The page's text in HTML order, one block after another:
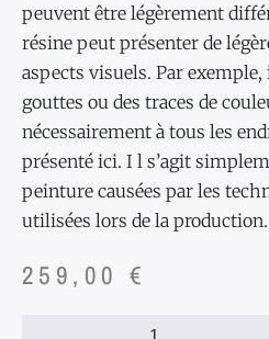
peuvent être légèrement
résine peut présenter de
aspects visuels. Par
gouttes ou des traces de
nécessairement à tous les
présenté ici. I l s’agit
peinture causées par les
utilisées lors de la production.
259,00 €